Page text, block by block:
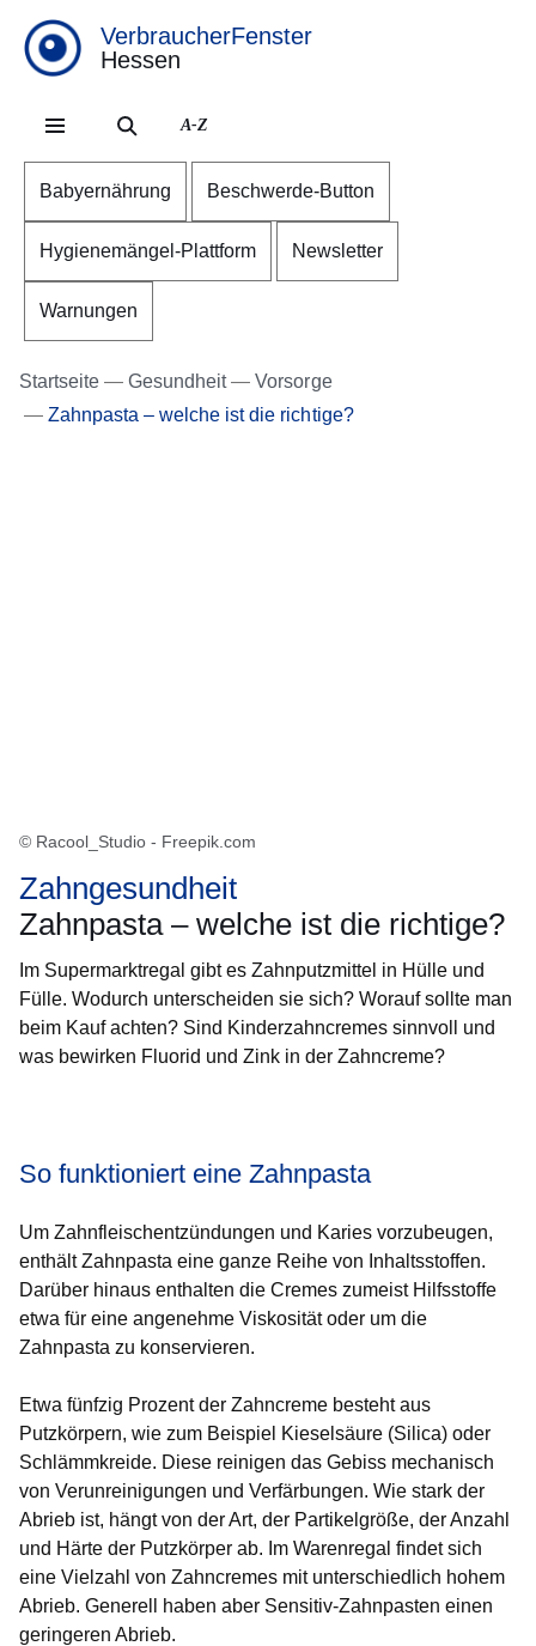
VerbraucherFenster
Hessen
A-Z
Babyernährung Beschwerde-Button
Hygienemängel-Plattform Newsletter
Warnungen
Startseite Gesundheit
Vorsorge
Zahnpasta – welche ist die richtige?
© Racool_Studio - Freepik.com
Zahngesundheit
Zahnpasta – welche ist die richtige?
Im Supermarktregal gibt es Zahnputzmittel in Hülle und
Fülle. Wodurch unterscheiden sie sich? Worauf sollte man
beim Kauf achten? Sind Kinderzahncremes sinnvoll und
was bewirken Fluorid und Zink in der Zahncreme?
So funktioniert eine Zahnpasta
Um Zahnfleischentzündungen und Karies vorzubeugen,
enthält Zahnpasta eine ganze Reihe von Inhaltsstoffen.
Darüber hinaus enthalten die Cremes zumeist Hilfsstoffe
etwa für eine angenehme Viskosität oder um die
Zahnpasta zu konservieren.
Etwa fünfzig Prozent der Zahncreme besteht aus
Putzkörpern, wie zum Beispiel Kieselsäure (Silica) oder
Schlämmkreide. Diese reinigen das Gebiss mechanisch
von Verunreinigungen und Verfärbungen. Wie stark der
Abrieb ist, hängt von der Art, der Partikelgröße, der Anzahl
und Härte der Putzkörper ab. Im Warenregal findet sich
eine Vielzahl von Zahncremes mit unterschiedlich hohem
Abrieb. Generell haben aber Sensitiv-Zahnpasten einen
geringeren Abrieb.